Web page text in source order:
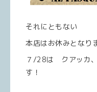
それにともない
本店はお休みとなり
７/28は クアッカ
す！